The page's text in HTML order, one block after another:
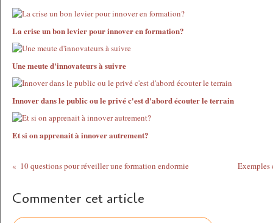
La crise un bon levier pour innover en formation?
Une meute d'innovateurs à suivre
Innover dans le public ou le privé c'est d'abord écouter le terrain
Et si on apprenait à innover autrement?
10 questions pour réveiller une formation endormie Exemples
Commenter cet article